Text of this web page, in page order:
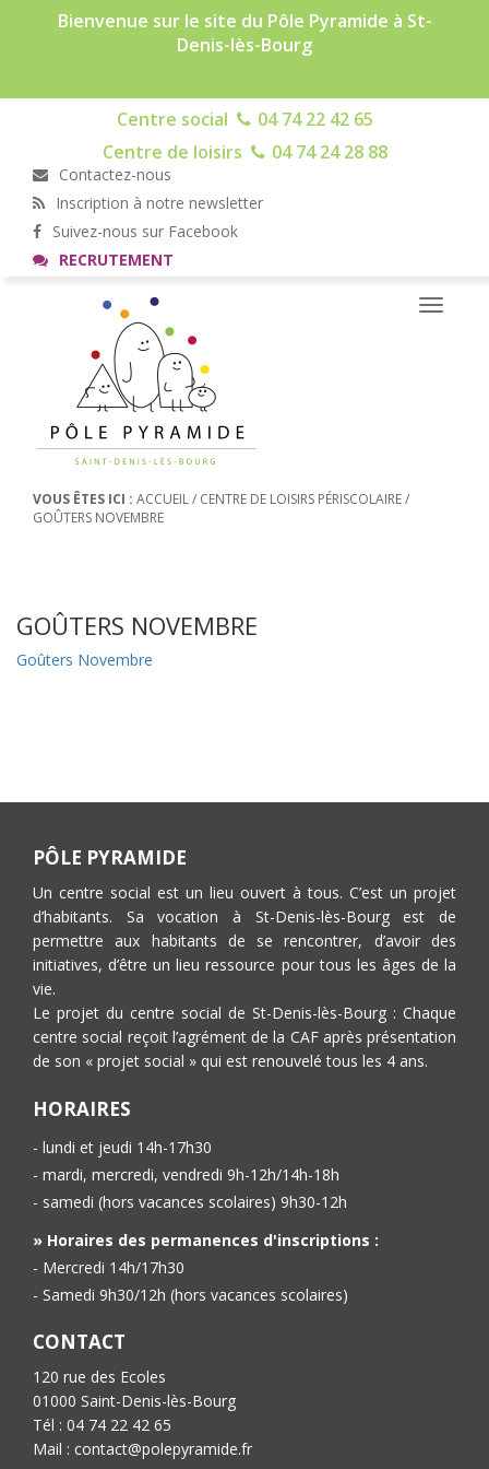
Bienvenue sur le site du Pôle Pyramide à St-
Denis-lès-Bourg
Centre social
04 74 22 42 65
Centre de loisirs
04 74 24 28 88
Contactez-nous
Inscription à notre newsletter
Suivez-nous sur Facebook
RECRUTEMENT
Toggle
VOUS ÊTES ICI : ACCUEIL/ CENTRE DE LOISIRS PÉRISCOLAIRE/
GOÛTERS NOVEMBRE
GOÛTERS NOVEMBRE
Goûters Novembre
PÔLE PYRAMIDE
Un centre social est un lieu ouvert à tous. C’est un projet
d’habitants. Sa vocation à St-Denis-lès-Bourg est de
permettre aux habitants de se rencontrer, d’avoir des
initiatives, d’être un lieu ressource pour tous les âges de la
vie.
Le projet du centre social de St-Denis-lès-Bourg : Chaque
centre social reçoit l’agrément de la CAF après présentation
de son « projet social » qui est renouvelé tous les 4 ans.
HORAIRES
- lundi et jeudi 14h-17h30
- mardi, mercredi, vendredi 9h-12h/14h-18h
- samedi (hors vacances scolaires) 9h30-12h
» Horaires des permanences d'inscriptions :
- Mercredi 14h/17h30
- Samedi 9h30/12h (hors vacances scolaires)
CONTACT
120 rue des Ecoles
01000 Saint-Denis-lès-Bourg
Tél : 04 74 22 42 65
Mail : contact@polepyramide.fr